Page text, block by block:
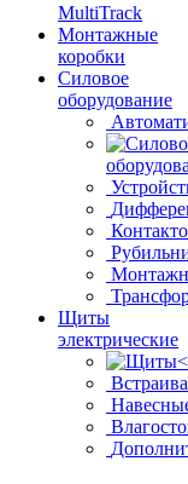
MultiTrack
Монтажные
коробки
Силовое
оборудование
Щиты
электрические